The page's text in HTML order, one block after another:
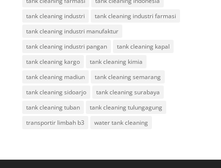
tank cleaning industri
tank cleaning industri farmasi
tank cleaning industri manufaktur
tank cleaning industri pangan
tank cleaning kapal
tank cleaning kargo
tank cleaning kimia
tank cleaning madiun
tank cleaning semarang
tank cleaning sidoarjo
tank cleaning surabaya
tank cleaning tuban
tank cleaning tulungagung
transportir limbah b3
water tank cleaning